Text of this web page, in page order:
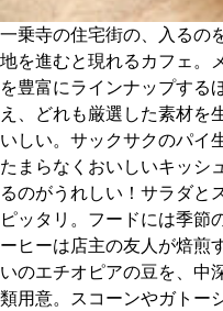
おすすめの本
紹介します。
おすすめのイ
一乗寺の住宅街の、入るの
地を進むと現れるカフェ。
を豊富にラインナップする
え、どれも厳選した素材を
いしい。サックサクのパイ
たまらなくおいしいキッシ
るのがうれしい！サラダと
ピッタリ。フードには季節
ーヒーは店主の友人が焙煎
いのエチオピアの豆を、中
類用意。スコーンやガトー